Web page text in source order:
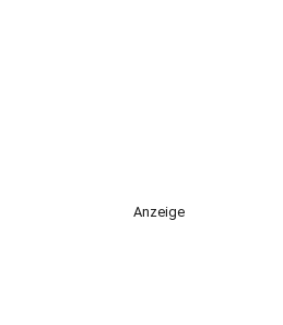
Anzeige